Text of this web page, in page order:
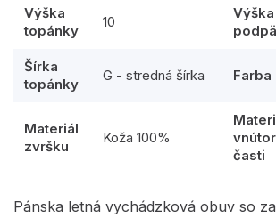
Výška
topánky
10
Výška
Šírka
topánky
G - stredná šírka Farba
Materiál
zvršku
Koža 100%
časti
Pánska letná vychádzková obuv so